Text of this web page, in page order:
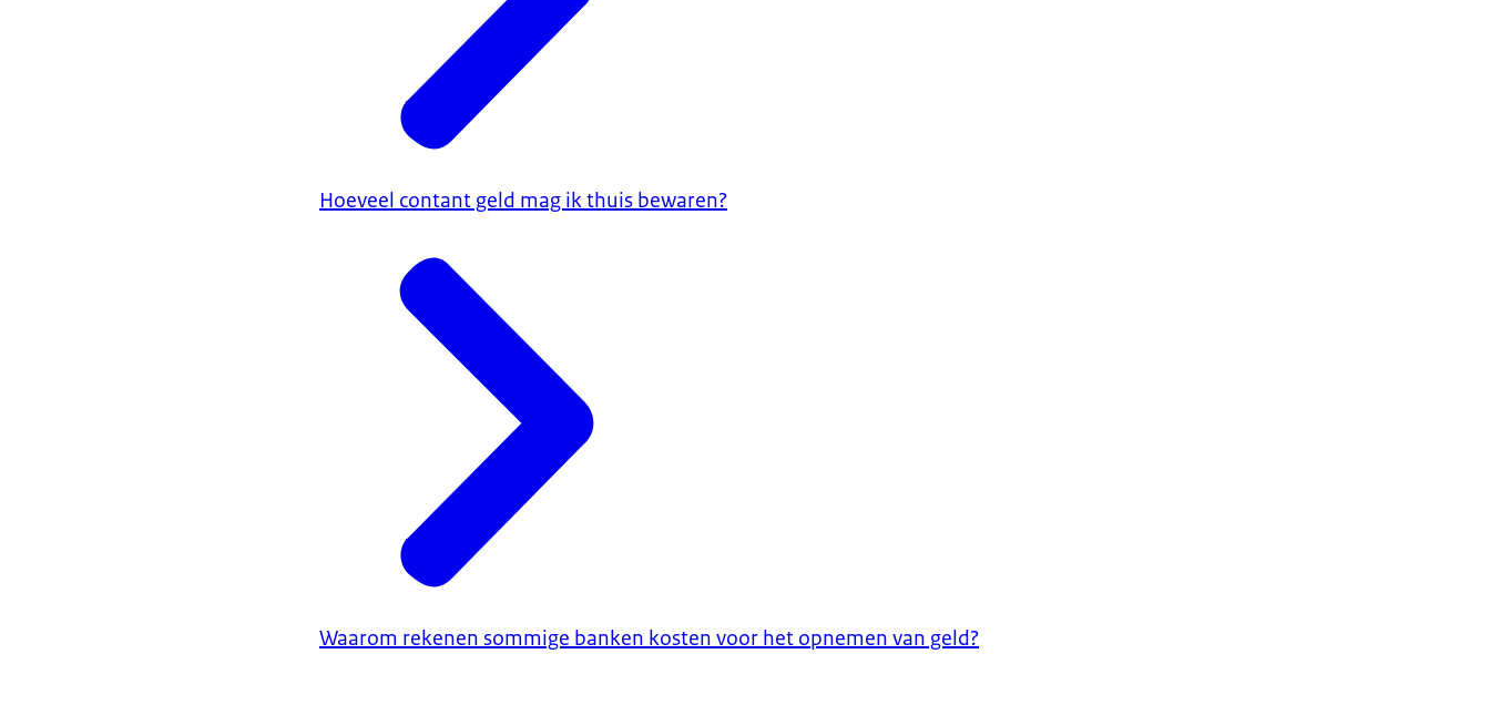
Hoeveel contant geld mag ik thuis bewaren?
Waarom rekenen sommige banken kosten voor het opnemen van geld?